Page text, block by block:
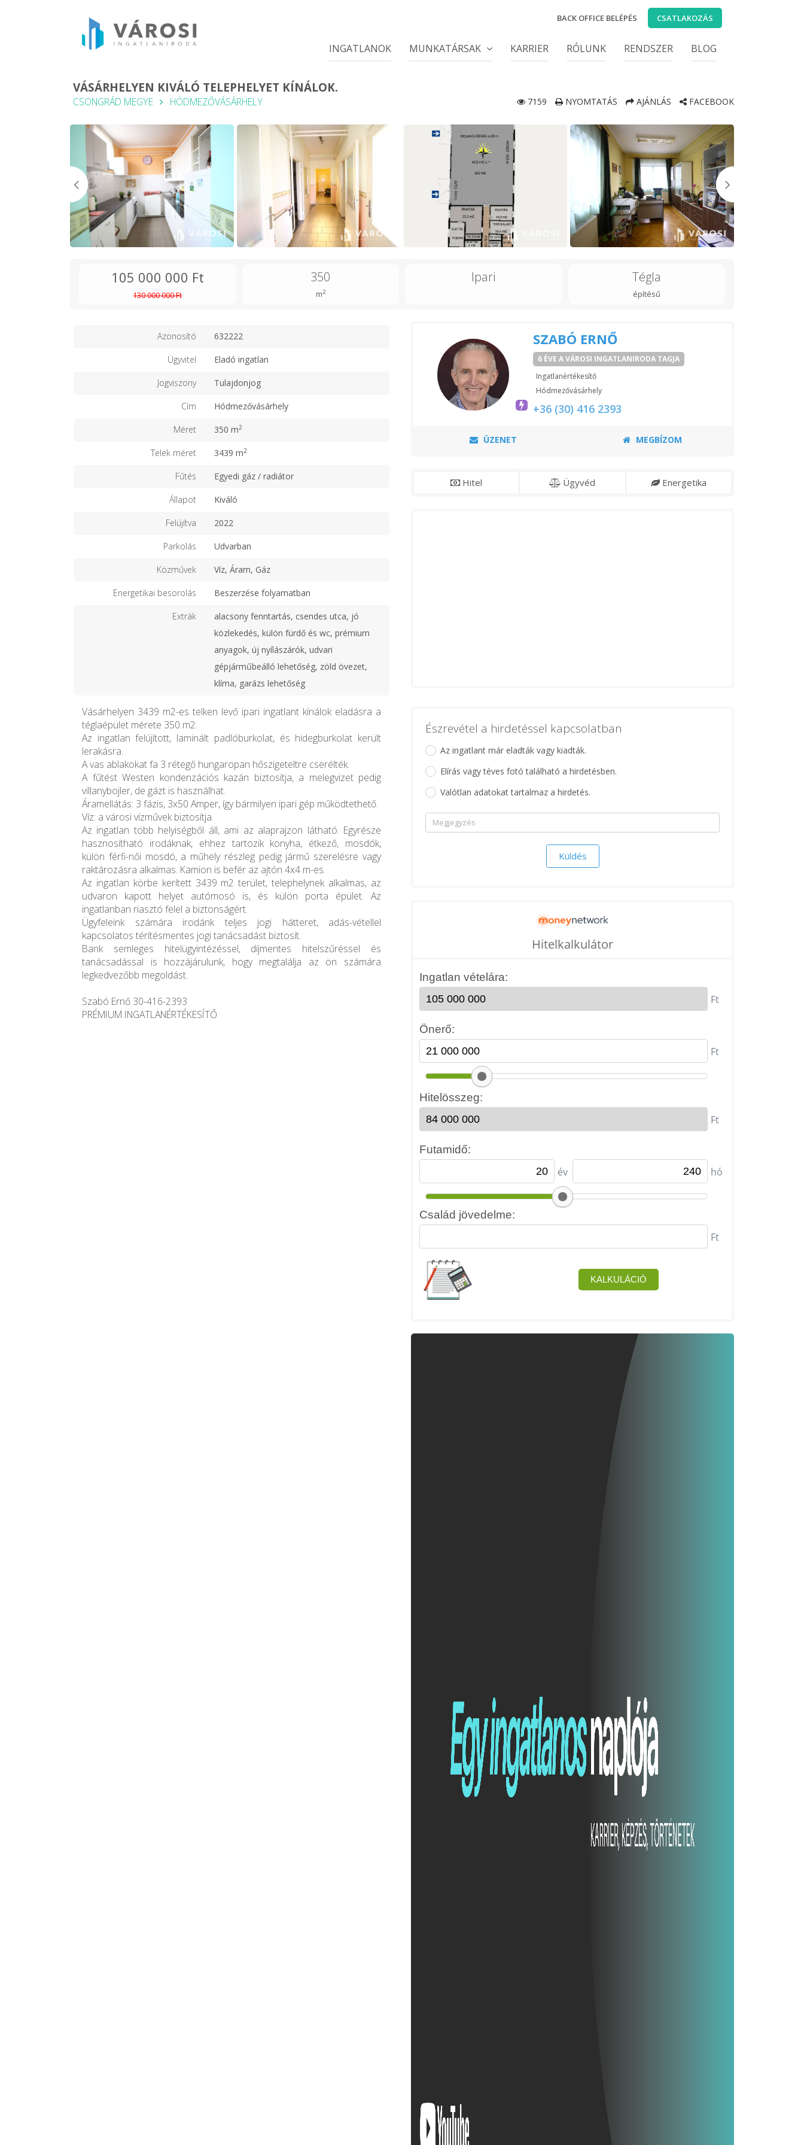
BACK OFFICE BELÉPÉS CSATLAKOZÁS
INGATLANOK MUNKATÁRSAK KARRIER RÓLUNK RENDSZER BLOG
VÁSÁRHELYEN KIVÁLÓ TELEPHELYET KÍNÁLOK.
CSONGRÁD MEGYE HÓDMEZŐVÁSÁRHELY 7159 NYOMTATÁS AJÁNLÁS FACEBOOK
105 000 000 Ft
130 000 000 Ft
350
m2
Ipari Tégla
építésű
Azonosító 632222
Ügyvitel Eladó ingatlan
Jogviszony Tulajdonjog
Cím Hódmezővásárhely
Méret 350 m2
Telek méret 3439 m2
Fűtés Egyedi gáz / radiátor
Állapot Kiváló
Felújítva 2022
Parkolás Udvarban
Közművek Víz, Áram, Gáz
Energetikai besorolás Beszerzése folyamatban
Extrák
alacsony fenntartás, csendes utca, jó
közlekedés, külön fürdő és wc, prémium
anyagok, új nyílászárók, udvari
gépjárműbeálló lehetőség, zöld övezet,
klíma, garázs lehetőség
Vásárhelyen 3439 m2-es telken levő ipari ingatlant kínálok eladásra a
téglaépület mérete 350 m2.
Az ingatlan felújított, laminált padlóburkolat, és hidegburkolat került
lerakásra.
A vas ablakokat fa 3 rétegő hungaropan hőszigeteltre cserélték.
A fűtést Westen kondenzációs kazán biztosítja, a melegvizet pedig
villanybojler, de gázt is használhat.
Áramellátás: 3 fázis, 3x50 Amper, így bármilyen ipari gép működtethető.
Víz: a városi vízművek biztosítja.
Az ingatlan több helyiségből áll, ami az alaprajzon látható. Egyrésze
hasznosítható irodáknak, ehhez tartozik konyha, étkező, mosdók,
külön férfi-női mosdó, a műhely részleg pedig jármű szerelésre vagy
raktározásra alkalmas. Kamion is befér az ajtón 4x4 m-es.
Az ingatlan körbe kerített 3439 m2 terület, telephelynek alkalmas, az
udvaron kapott helyet autómosó is, és külön porta épület. Az
ingatlanban riasztó felel a biztonságért.
Ügyfeleink számára irodánk teljes jogi hátteret, adás-vétellel
kapcsolatos térítésmentes jogi tanácsadást biztosít.
Bank semleges hitelügyintézéssel, díjmentes hitelszűréssel és
tanácsadással is hozzájárulunk, hogy megtalálja az ön számára
legkedvezőbb megoldást.
Szabó Ernő 30-416-2393
PRÉMIUM INGATLANÉRTÉKESÍTŐ
SZABÓ ERNŐ
6 ÉVE A VÁROSI INGATLANIRODA TAGJA
Ingatlanértékesítő
Hódmezővásárhely
+36 (30) 416 2393
ÜZENET MEGBÍZOM
Hitel Ügyvéd Energetika
Észrevétel a hirdetéssel kapcsolatban
Az ingatlant már eladták vagy kiadták.
Elírás vagy téves fotó található a hirdetésben.
Valótlan adatokat tartalmaz a hirdetés.